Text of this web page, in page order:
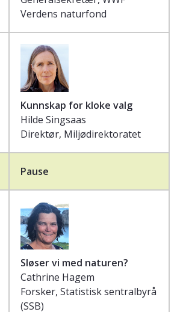
Verdens naturfond
Kunnskap for kloke valg
Hilde Singsaas
Direktør, Miljødirektoratet
Pause
Sløser vi med naturen?
Cathrine Hagem
Forsker, Statistisk sentralbyrå
(SSB)